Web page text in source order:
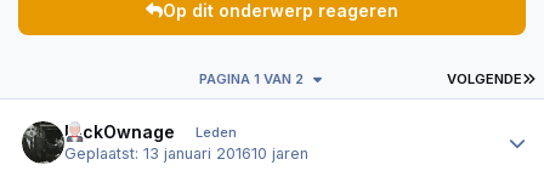
Op dit onderwerp reageren
VOLGENDE
PAGINA 1 VAN 2
NickOwnage Leden
Geplaatst:13 januari 201610 jaren